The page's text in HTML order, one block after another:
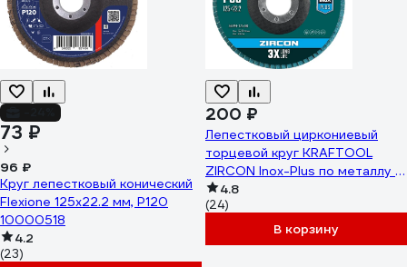
73 ₽
96 ₽
Круг лепестковый конический
Flexione 125x22.2 мм, Р120
10000518
4.2
(23)
200 ₽
Лепестковый циркониевый
торцевой круг KRAFTOOL
ZIRCON Inox-Plus по металлу и
нержавеющей стали, 125x22.2
мм, P80 36594-125-80
4.8
(24)
В корзину